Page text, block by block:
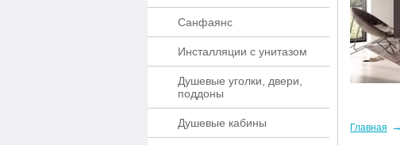
Санфаянс
Инсталляции с унитазом
Душевые уголки, двери,
поддоны
Душевые кабины Главная →